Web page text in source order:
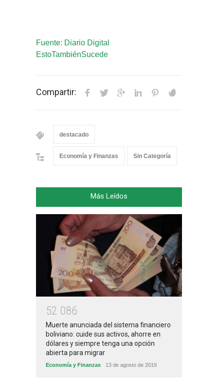
Fuente: Diario Digital
EstoTambiénSucede
Compartir:
destacado
Economía y Finanzas Sin Categoría
Más Leídos
52 086
Muerte anunciada del sistema financiero
boliviano: cuide sus activos, ahorre en
dólares y siempre tenga una opción
abierta para migrar
Economía y Finanzas 13 de agosto de 2019